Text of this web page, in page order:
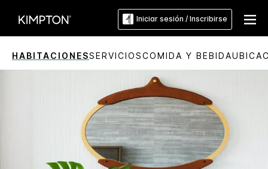
Iniciar sesión / Inscribirse
HABITACIONESSERVICIOSCOMIDA Y BEBIDA